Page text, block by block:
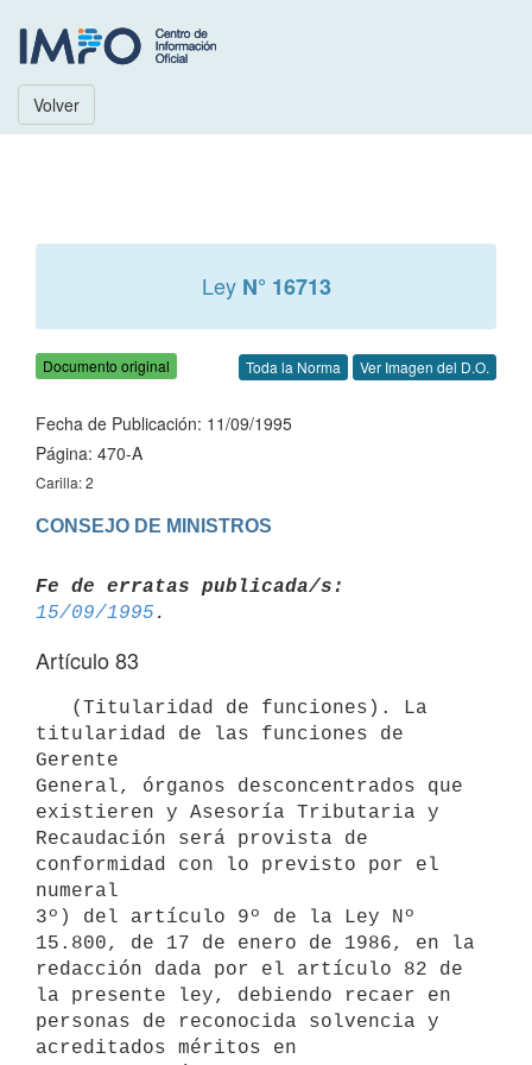
Volver
Ley N° 16713
Documento original Toda la Norma Ver Imagen del D.O.
Fecha de Publicación: 11/09/1995
Página: 470-A
Carilla: 2
Fe de erratas publicada/s:
15/09/1995
Artículo 83
titularidad de las funciones de
Gerente
General, órganos desconcentrados que
existieren y Asesoría Tributaria y
Recaudación será provista de
conformidad con lo previsto por el
numeral
3º) del artículo 9º de la Ley Nº
15.800, de 17 de enero de 1986, en la
redacción dada por el artículo 82 de
la presente ley, debiendo recaer en
personas de reconocida solvencia y
acreditados méritos en